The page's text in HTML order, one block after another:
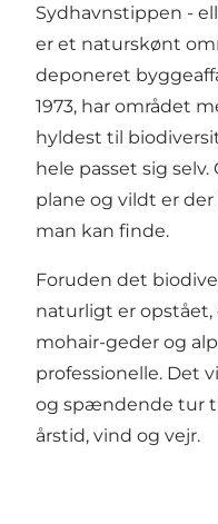
Sydhavnstippen -
er et naturskønt
deponeret
1973, har området
hyldest til
hele passet sig
plane og vildt er
man kan finde.
Foruden det
naturligt er opstået,
mohair-geder og
professionelle. Det
og spændende tur
årstid, vind og vejr.